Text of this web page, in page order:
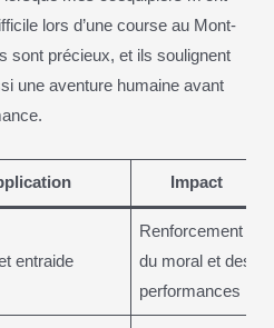
lors d’une course au Mont-
sont précieux, et ils soulignent
une aventure humaine avant
Impact
entraide
Renforcement
du moral et des
performances